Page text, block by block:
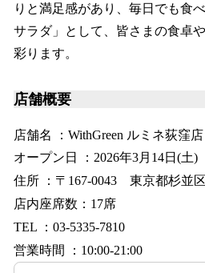
りと満足感があり、毎日でも食
サラダ」として、皆さまの食卓
彩ります。
店舗概要
店舗名 ：WithGreen ルミネ荻窪店
オープン日 ：2026年3月14日(土)
住所 ：〒167-0043 東京都杉並
店内座席数：17席
TEL ：03-5335-7810
営業時間 ：10:00-21:00